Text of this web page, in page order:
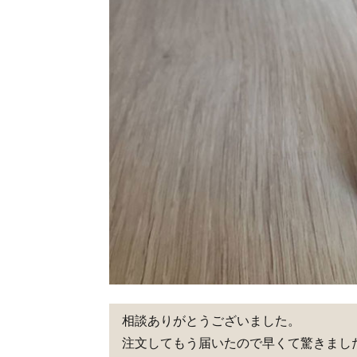
相談ありがとうございました。
注文してもう届いたので早くて驚きまし